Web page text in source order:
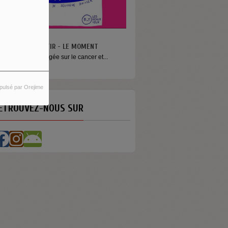
par Orejime
VA PAS S’MENTIR - LE MOMENT
émission engagée sur le cancer et...
NOUS SUR